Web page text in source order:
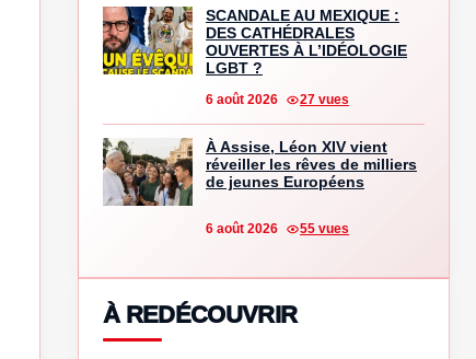
SCANDALE AU MEXIQUE :
DES CATHÉDRALES
OUVERTES À L’IDÉOLOGIE
LGBT ?
6 août 2026 27 vues
À Assise, Léon XIV vient
réveiller les rêves de milliers
de jeunes Européens
6 août 2026 55 vues
À REDÉCOUVRIR